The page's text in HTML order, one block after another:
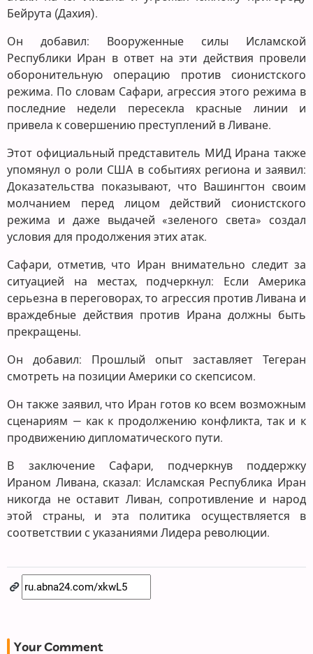
Бейрута (Дахия).
Он добавил: Вооруженные силы Исламской
Республики Иран в ответ на эти действия провели
оборонительную операцию против сионистского
режима. По словам Сафари, агрессия этого режима в
последние недели пересекла красные линии и
привела к совершению преступлений в Ливане.
Этот официальный представитель МИД Ирана также
упомянул о роли США в событиях региона и заявил:
Доказательства показывают, что Вашингтон своим
молчанием перед лицом действий сионистского
режима и даже выдачей «зеленого света» создал
условия для продолжения этих атак.
Сафари, отметив, что Иран внимательно следит за
ситуацией на местах, подчеркнул: Если Америка
серьезна в переговорах, то агрессия против Ливана и
враждебные действия против Ирана должны быть
прекращены.
Он добавил: Прошлый опыт заставляет Тегеран
смотреть на позиции Америки со скепсисом.
Он также заявил, что Иран готов ко всем возможным
сценариям — как к продолжению конфликта, так и к
продвижению дипломатического пути.
В заключение Сафари, подчеркнув поддержку
Ираном Ливана, сказал: Исламская Республика Иран
никогда не оставит Ливан, сопротивление и народ
этой страны, и эта политика осуществляется в
соответствии с указаниями Лидера революции.
Your Comment